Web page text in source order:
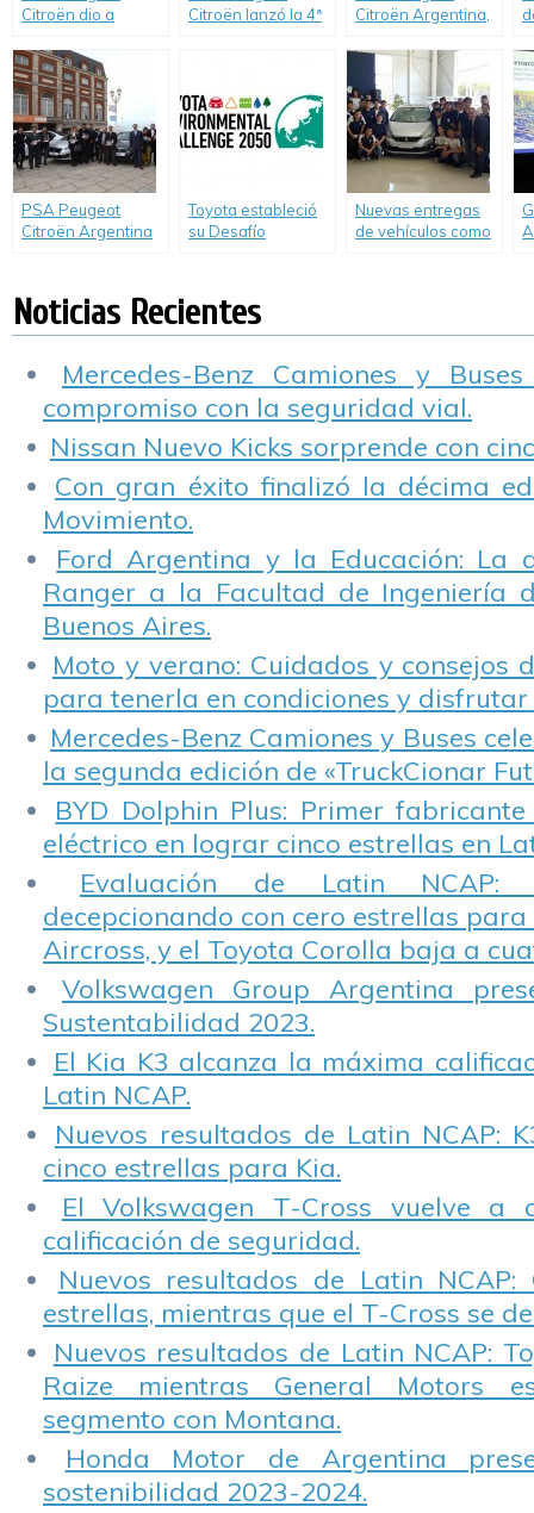
Citroën dio a
sustentables de la
tecnología «SCR»
Citroën lanzó la 4ª
Citroën Argentina,
presente en la 7ma
edición del Salón
del Automóvil de
Buenos Aires.
PSA Peugeot
Citroën Argentina
el programa
«Guardianes de la
Educación»
Toyota estableció
su Desafío
Nuevas entregas
de vehículos como
mano de PSA
Argentina.
Noticias Recientes
Mercedes-Benz Camiones y
compromiso con la seguridad vial.
Nissan Nuevo Kicks sorprende con
Con gran éxito finalizó la décima
Movimiento.
Ford Argentina y la Educación: La
Ranger a la Facultad de Ingeniería
Buenos Aires.
Moto y verano: Cuidados y consejos
para tenerla en condiciones y disfrutar
Mercedes-Benz Camiones y Buses
la segunda edición de «TruckCionar
BYD Dolphin Plus: Primer
eléctrico en lograr cinco estrellas en
Evaluación de Latin NCAP:
decepcionando con cero estrellas para
Aircross, y el Toyota Corolla baja a
Volkswagen Group Argentina
Sustentabilidad 2023.
El Kia K3 alcanza la máxima
Latin NCAP.
Nuevos resultados de Latin NCAP:
cinco estrellas para Kia.
El Volkswagen T-Cross vuelve a
calificación de seguridad.
Nuevos resultados de Latin NCAP:
estrellas, mientras que el T-Cross se
Nuevos resultados de Latin NCAP:
Raize mientras General Motors
segmento con Montana.
Honda Motor de Argentina
sostenibilidad 2023-2024.